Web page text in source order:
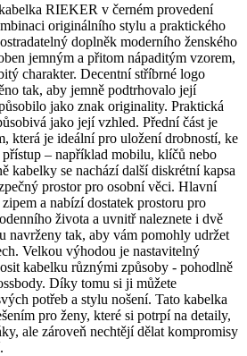
RIEKER v černém provedení
originálního stylu a praktického
doplněk moderního ženského
jemným a přitom nápaditým vzorem,
charakter. Decentní stříbrné logo
tak, aby jemně podtrhovalo její
jako znak originality. Praktická
jako její vzhled. Přední část je
která je ideální pro uložení drobností, ke
– například mobilu, klíčů nebo
kabelky se nachází další diskrétní kapsa
prostor pro osobní věci. Hlavní
a nabízí dostatek prostoru pro
života a uvnitř naleznete i dvě
navrženy tak, aby vám pomohly udržet
Velkou výhodou je nastavitelný
kabelku různými způsoby - pohodlně
Díky tomu si ji můžete
potřeb a stylu nošení. Tato kabelka
pro ženy, které si potrpí na detaily,
ale zároveň nechtějí dělat kompromisy